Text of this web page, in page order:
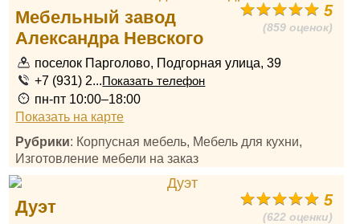
5
(859 оценок)
Мебельный завод
Александра Невского
поселок Парголово, Подгорная улица, 39
+7 (931) 2...Показать телефон
пн-пт 10:00–18:00
Показать на карте
Рубрики: Корпусная мебель, Мебель для кухни,
Изготовление мебели на заказ
5
(622 оценки)
Дуэт